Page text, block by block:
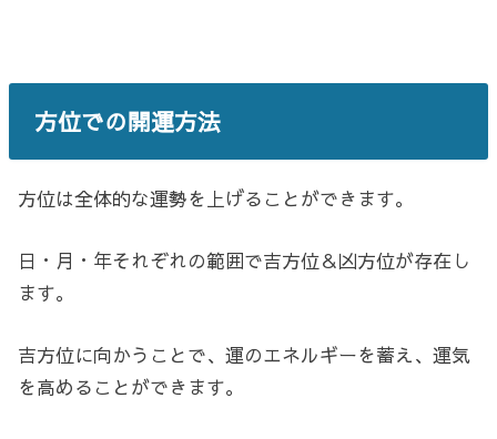
方位での開運方法
方位は全体的な運勢を上げることができます。
日・月・年それぞれの範囲で吉方位＆凶方位が存在し
ます。
吉方位に向かうことで、運のエネルギーを蓄え、運気
を高めることができます。